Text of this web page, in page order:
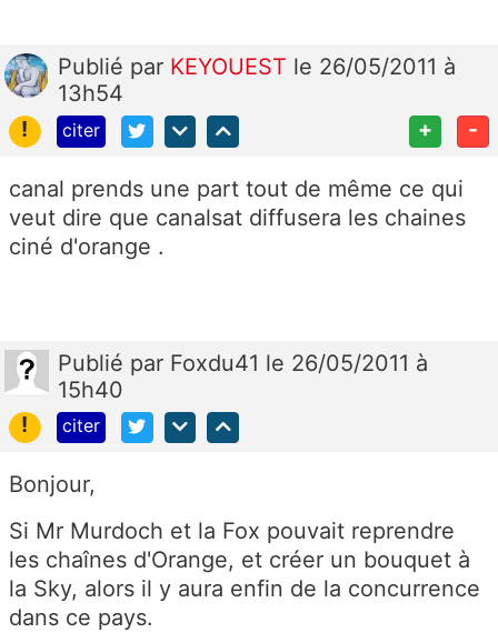
Publié par KEYOUEST le 26/05/2011 à
13h54
!
citer + -
canal prends une part tout de même ce qui
veut dire que canalsat diffusera les chaines
ciné d'orange .
Publié par Foxdu41 le 26/05/2011 à
15h40
!
citer
Bonjour,
Si Mr Murdoch et la Fox pouvait reprendre
les chaînes d'Orange, et créer un bouquet à
la Sky, alors il y aura enfin de la concurrence
dans ce pays.